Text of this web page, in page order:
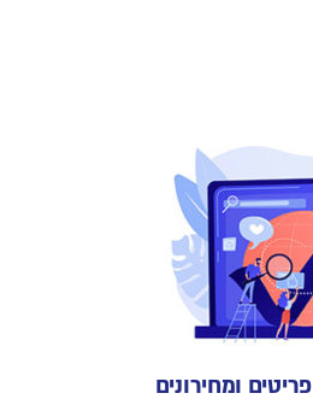
פריטים ומחירונים